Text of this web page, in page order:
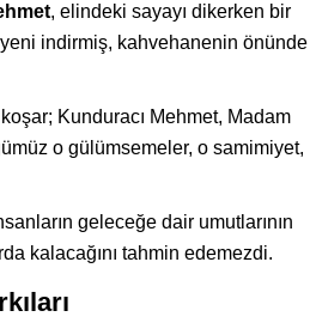
, elindeki sayayı dikerken bir
indirmiş, kahvehanenin önünde
Kunduracı Mehmet, Madam
o gülümsemeler, o samimiyet,
geleceğe dair umutlarının
kalacağını tahmin edemezdi.